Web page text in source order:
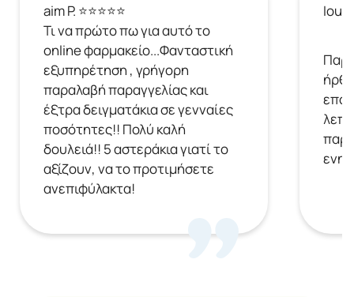
aim P. ⭐⭐⭐⭐⭐
Τι να πρώτο πω για αυτό το
online φαρμακείο...Φανταστική
εξυπηρέτηση , γρήγορη
παραλαβή παραγγελίας και
έξτρα δειγματάκια σε γενναίες
ποσότητες!! Πολύ καλή
δουλειά!! 5 αστεράκια γιατί το
αξίζουν, να το προτιμήσετε
ανεπιφύλακτα!
Ioulia